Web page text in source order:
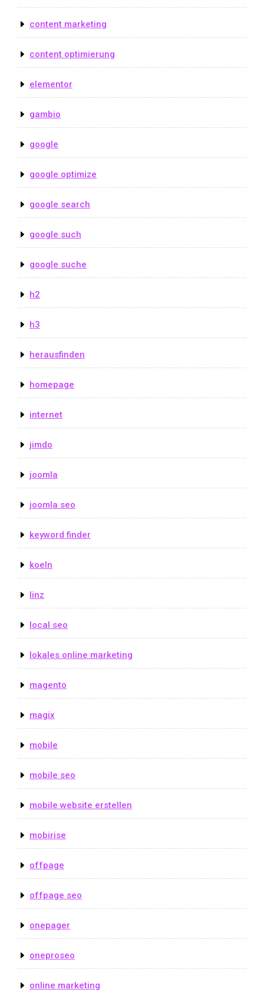
content marketing
content optimierung
elementor
gambio
google
google optimize
google search
google such
google suche
h2
h3
herausfinden
homepage
internet
jimdo
joomla
joomla seo
keyword finder
koeln
linz
local seo
lokales online marketing
magento
magix
mobile
mobile seo
mobile website erstellen
mobirise
offpage
offpage seo
onepager
oneproseo
online marketing